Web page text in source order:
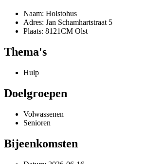
Naam: Holstohus
Adres: Jan Schamhartstraat 5
Plaats: 8121CM Olst
Thema's
Hulp
Doelgroepen
Volwassenen
Senioren
Bijeenkomsten